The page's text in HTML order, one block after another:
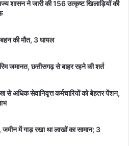
शासन ने जारी की 156 उत्कृष्ट खिलाड़ियों की
की मौत, 3 घायल
जमानत, छत्तीसगढ़ से बाहर रहने की शर्त
अधिक सेवानिवृत्त कर्मचारियों को बेहतर पेंशन,
जमीन में गाड़ रखा था लाखों का सामान; 3